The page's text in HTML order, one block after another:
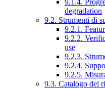
degradation
9.2. Strumenti di
9.2.1.
9.2.2.
use
9.2.3.
9.2.4.
9.2.5.
9.3. Catalogo del